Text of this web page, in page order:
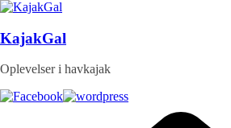
Skip
content
KajakGal
Oplevelser i havkajak